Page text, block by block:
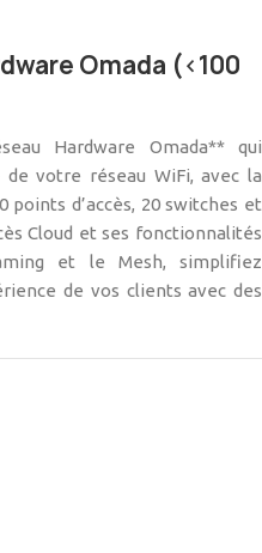
Omada (<100
Hardware Omada** qui
votre réseau WiFi, avec la
points d’accès, 20 switches et
Cloud et ses fonctionnalités
et le Mesh, simplifiez
de vos clients avec des